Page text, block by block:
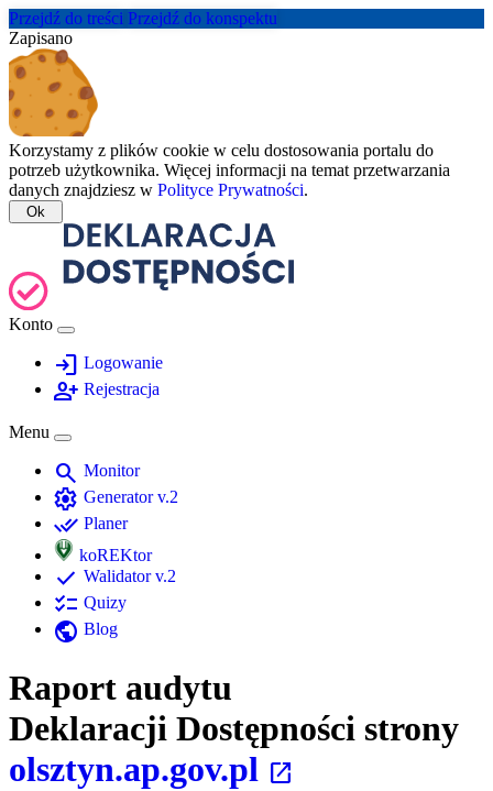
Przejdź do treści Przejdź do konspektu
Zapisano
Korzystamy z plików cookie w celu dostosowania portalu do
potrzeb użytkownika. Więcej informacji na temat przetwarzania
danych znajdziesz w Polityce Prywatności.
Ok
Konto
login Logowanie
person_add Rejestracja
Menu
search Monitor
settings Generator v.2
done_all Planer
koREKtor
check Walidator v.2
checklist Quizy
public Blog
Raport audytu
Deklaracji Dostępności strony
olsztyn.ap.gov.pl open_in_new